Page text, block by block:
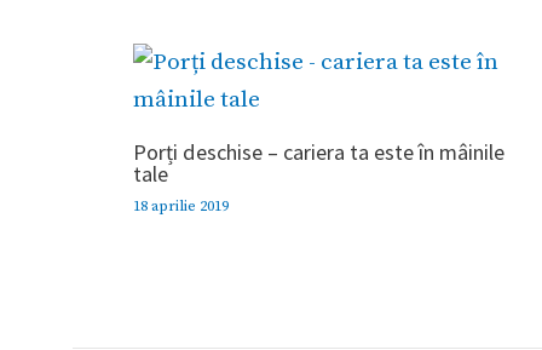
Porți deschise – cariera ta este în mâinile
tale
18 aprilie 2019